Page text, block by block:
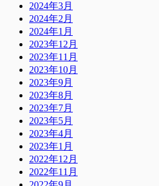
2024年3月
2024年2月
2024年1月
2023年12月
2023年11月
2023年10月
2023年9月
2023年8月
2023年7月
2023年5月
2023年4月
2023年1月
2022年12月
2022年11月